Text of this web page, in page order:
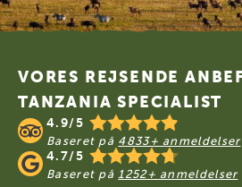
Footer
VORES REJSENDE
TANZANIA SPECIALIST
4.9/5
Baseret på 4833+ anmeldelser
4.7/5
Baseret på 1252+ anmeldelser